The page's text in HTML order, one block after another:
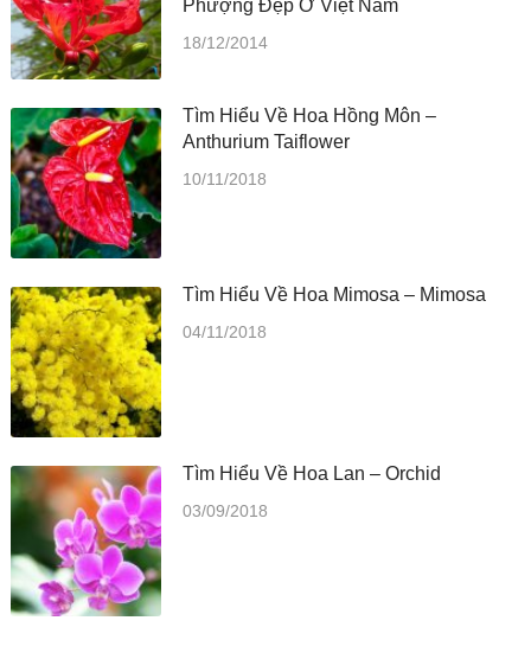
Phượng Đẹp Ở Việt Nam
18/12/2014
Tìm Hiểu Về Hoa Hồng Môn –
Anthurium Taiflower
10/11/2018
Tìm Hiểu Về Hoa Mimosa – Mimosa
04/11/2018
Tìm Hiểu Về Hoa Lan – Orchid
03/09/2018